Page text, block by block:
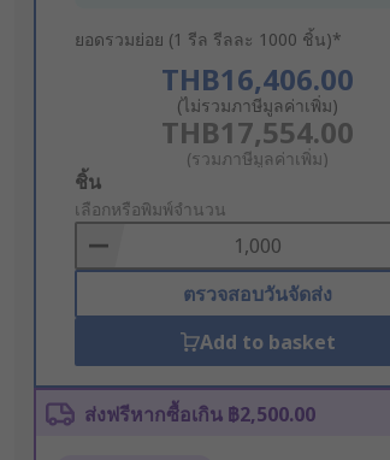
ยอดรวมย่อย (1 รีล รีลละ 1000 ชิ้น)*
THB16,406.00
(ไม่รวมภาษีมูลค่าเพิ่ม)
THB17,554.00
(รวมภาษีมูลค่าเพิ่ม)
Add
to
Basket
ชิ้น
เลือกหรือพิมพ์จำนวน
ตรวจสอบวันจัดส่ง
Add to basket
ส่งฟรีหากซื้อเกิน ฿2,500.00